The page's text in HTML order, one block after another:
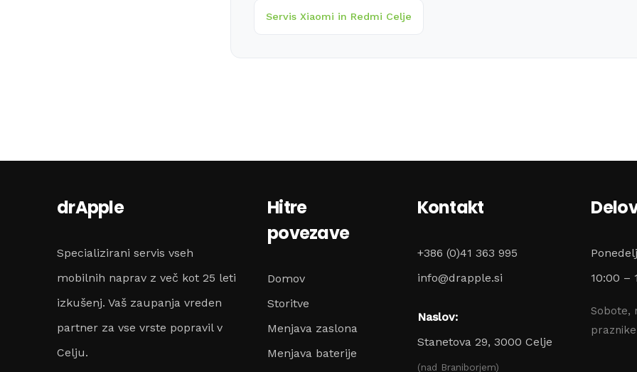
Servis Xiaomi in Redmi Celje
drApple
Specializirani servis vseh
mobilnih naprav z več kot 25 leti
izkušenj. Vaš zaupanja vreden
partner za vse vrste popravil v
Celju.
Hitre
povezave
Domov
Storitve
Menjava zaslona
Menjava baterije
Kontakt
+386 (0)41 363 995
info@drapple.si
Naslov:
Stanetova 29, 3000 Celje
(nad Braniborjem)
10:00 –
Sobote,